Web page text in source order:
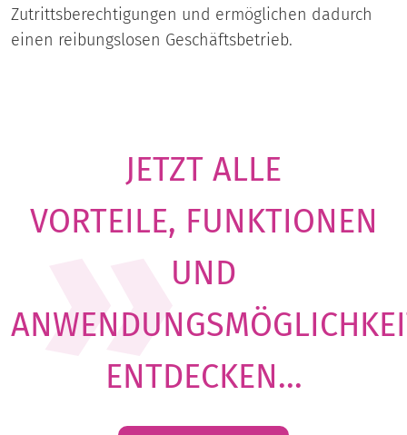
Zutrittsberechtigungen und ermöglichen dadurch
einen reibungslosen Geschäftsbetrieb.
JETZT ALLE
VORTEILE, FUNKTIONEN
UND
ENTDECKEN...